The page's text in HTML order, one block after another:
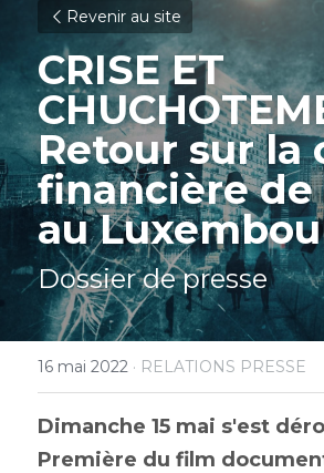
Revenir au site
CRISE ET
Retour sur la
financière de
au
Dossier de presse
16 mai 2022 · RELATIONS PRESSE
Dimanche 15 mai s'est
Première du film